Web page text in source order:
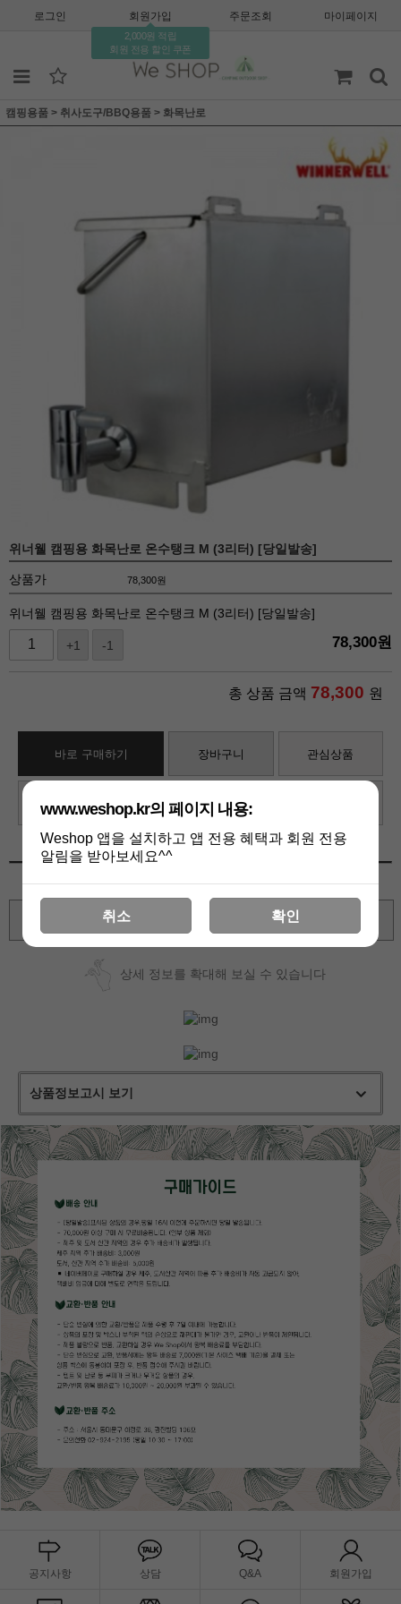
로그인 회원가입
2,000원 적립
회원 전용 할인 쿠폰
주문조회 마이페이지
캠핑용품 > 취사도구/BBQ용품 > 화목난로
위너웰 캠핑용 화목난로 온수탱크 M (3리터) [당일발송]
상품가 78,300원
위너웰 캠핑용 화목난로 온수탱크 M (3리터) [당일발송]
+1 -1 78,300원
총 상품 금액 78,300 원
바로 구매하기 장바구니 관심상품
선물하기
상세 정보를 확대해 보실 수 있습니다
상품정보고시 보기
공지사항 상담 Q&A 회원가입
www.weshop.kr의 페이지 내용:
Weshop 앱을 설치하고 앱 전용 혜택과 회원 전용
알림을 받아보세요^^
취소 확인